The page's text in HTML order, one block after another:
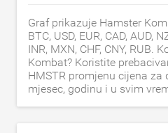
Graf prikazuje Hamster
BTC, USD, EUR, CAD, AUD,
INR, MXN, CHF, CNY, RUB.
Kombat? Koristite
HMSTR promjenu cijena za
mjesec, godinu i u svim